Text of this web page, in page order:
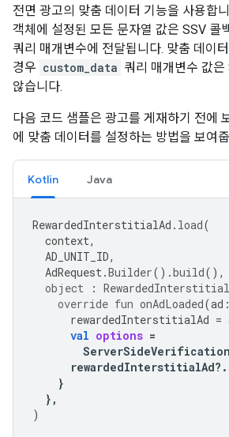
전면 광고의 맞춤 데이터 기능을 사용합
객체에 설정된 모든 문자열 값은 SSV 콜
쿼리 매개변수에 전달됩니다. 맞춤 데이
경우 custom_data 쿼리 매개변수 값은
않습니다.
다음 코드 샘플은 광고를 게재하기 전에
에 맞춤 데이터를 설정하는 방법을 보여
Kotlin Java
RewardedInterstitialAd . load(
context,
AD_UNIT_ID,
AdRequest.Builder().build(),
object
:
override fun onAdLoaded(ad :
rewardedInterstitialAd =
val options =
rewardedInterstitialAd?.
}
},
)